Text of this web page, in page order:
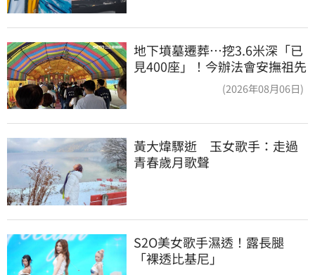
地下墳墓遷葬…挖3.6米深「已
見400座」！今辦法會安撫祖先
(2026年08月06日)
黃大煒驟逝　玉女歌手：走過
青春歲月歌聲
S2O美女歌手濕透！露長腿
「裸透比基尼」